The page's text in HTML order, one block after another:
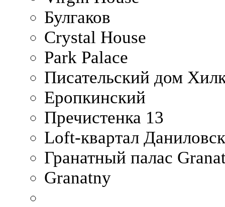
Булгаков
Crystal House
Park Palace
Писательский дом
Еропкинский
Пречистенка 13
Loft-квартал
Гранатный палас
Granatny